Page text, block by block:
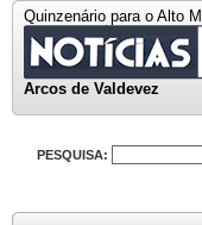
Quinzenário para o Alto
Arcos de Valdevez
PESQUISA: